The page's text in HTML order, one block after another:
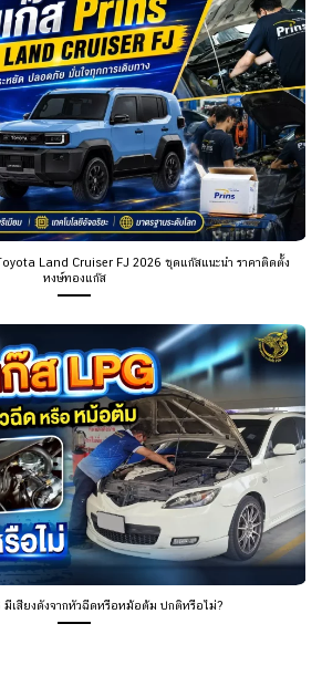
Land Cruiser FJ 2026 ชุดแก๊สแนะนำ ราคาติดตั้ง
หงษ์ทองแก๊ส
มีเสียงดังจากหัวฉีดหรือหม้อต้ม ปกติหรือไม่?